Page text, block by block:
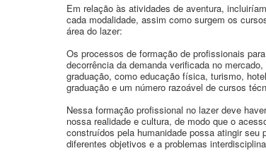
Em relação às atividades de aventura,
cada modalidade, assim como surgem os
área do lazer:
Os processos de formação de profissionais
decorrência da demanda verificada no
graduação, como educação física, turismo,
graduação e um número razoável de cursos
Nessa formação profissional no lazer deve
nossa realidade e cultura, de modo que o
construídos pela humanidade possa atingir
diferentes objetivos e a problemas